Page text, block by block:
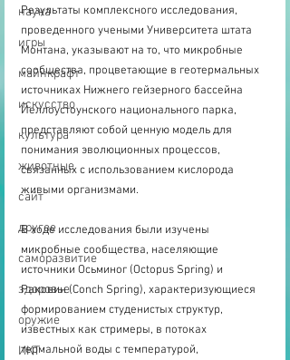
наука
игры
майнкрафт
искусство
культура
животные
сайт
другое
саморазвитие
здоровье
оружие
ИКТ
Результаты комплексного исследования,
проведенного учеными Университета штата
Монтана, указывают на то, что микробные
сообщества, процветающие в геотермальных
источниках Нижнего гейзерного бассейна
Йеллоустоунского национального парка,
представляют собой ценную модель для
понимания эволюционных процессов,
связанных с использованием кислорода
живыми организмами.
В ходе исследования были изучены
микробные сообщества, населяющие
источники Осьминог (Octopus Spring) и
Раковин (Conch Spring), характеризующиеся
формированием студенистых структур,
известных как стримеры, в потоках
термальной воды с температурой,